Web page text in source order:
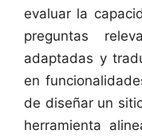
evaluar la
preguntas
adaptadas y
en
de diseñar un
herramienta